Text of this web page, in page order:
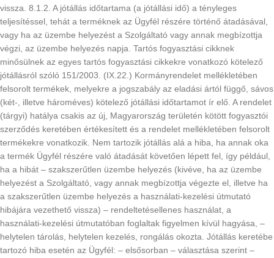
vissza. 8.1.2. A jótállás időtartama (a jótállási idő) a tényleges
teljesítéssel, tehát a terméknek az Ügyfél részére történő átadásával,
vagy ha az üzembe helyezést a Szolgáltató vagy annak megbízottja
végzi, az üzembe helyezés napja. Tartós fogyasztási cikknek
minősülnek az egyes tartós fogyasztási cikkekre vonatkozó kötelező
jótállásról szóló 151/2003. (IX.22.) Kormányrendelet mellékletében
felsorolt termékek, melyekre a jogszabály az eladási ártól függő, sávos
(két-, illetve hároméves) kötelező jótállási időtartamot ír elő. A rendelet
(tárgyi) hatálya csakis az új, Magyarország területén kötött fogyasztói
szerződés keretében értékesített és a rendelet mellékletében felsorolt
termékekre vonatkozik. Nem tartozik jótállás alá a hiba, ha annak oka
a termék Ügyfél részére való átadását követően lépett fel, így például,
ha a hibát – szakszerűtlen üzembe helyezés (kivéve, ha az üzembe
helyezést a Szolgáltató, vagy annak megbízottja végezte el, illetve ha
a szakszerűtlen üzembe helyezés a használati-kezelési útmutató
hibájára vezethető vissza) – rendeltetésellenes használat, a
használati-kezelési útmutatóban foglaltak figyelmen kívül hagyása, –
helytelen tárolás, helytelen kezelés, rongálás okozta. Jótállás keretébe
tartozó hiba esetén az Ügyfél: – elsősorban – választása szerint –